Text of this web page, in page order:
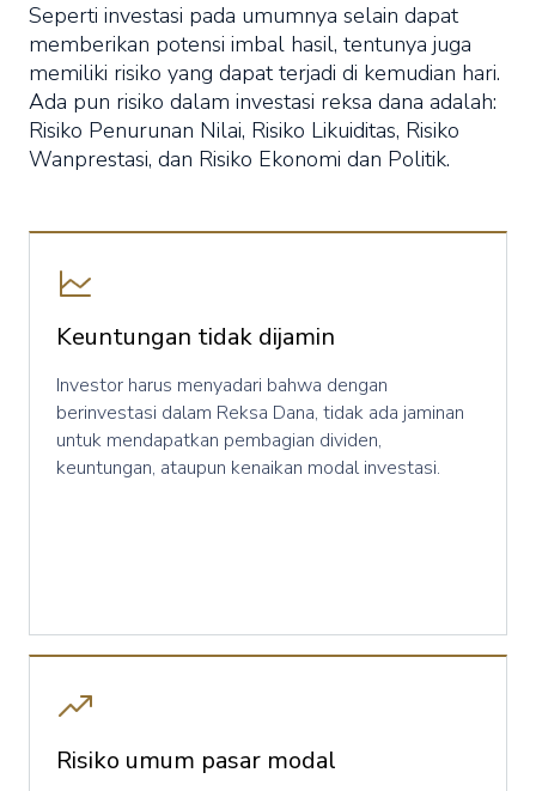
Seperti investasi pada umumnya selain dapat
memberikan potensi imbal hasil, tentunya juga
memiliki risiko yang dapat terjadi di kemudian hari.
Ada pun risiko dalam investasi reksa dana adalah:
Risiko Penurunan Nilai, Risiko Likuiditas, Risiko
Wanprestasi, dan Risiko Ekonomi dan Politik.
Keuntungan tidak dijamin
Investor harus menyadari bahwa dengan
berinvestasi dalam Reksa Dana, tidak ada jaminan
untuk mendapatkan pembagian dividen,
keuntungan, ataupun kenaikan modal investasi.
Risiko umum pasar modal